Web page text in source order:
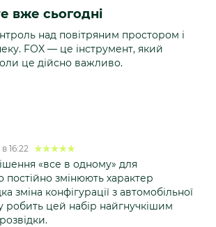
вже сьогодні
над повітряним простором і
FOX — це інструмент, який
це дійсно важливо.
16:22
«все в одному» для
постійно змінюють характер
зміна конфігурації з автомобільної
робить цей набір найгнучкішим